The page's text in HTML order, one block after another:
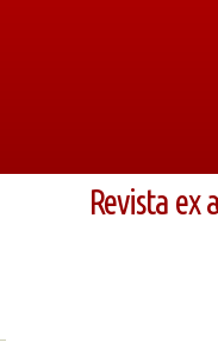
Revista ex